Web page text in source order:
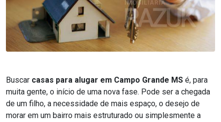
Buscar casas para alugar em Campo Grande MS é, para
muita gente, o início de uma nova fase. Pode ser a chegada
de um filho, a necessidade de mais espaço, o desejo de
morar em um bairro mais estruturado ou simplesmente a